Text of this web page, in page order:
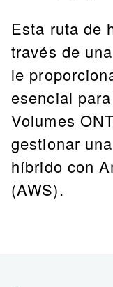
Esta ruta de
través de
le
esencial
Volumes
gestionar
híbrido con
(AWS).